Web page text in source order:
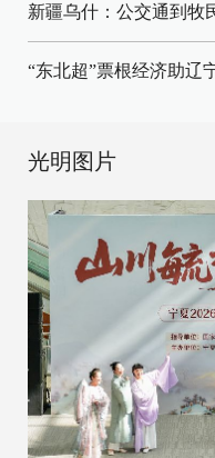
新疆乌什：公交通到牧
“东北超”票根经济助辽
光明图片